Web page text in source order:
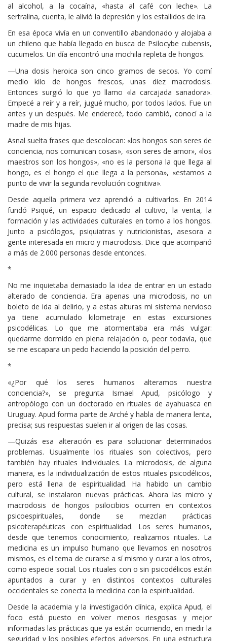
al alcohol, a la cocaína, «hasta al café con leche». La
sertralina, cuenta, le alivió la depresión y los estallidos de ira.
En esa época vivía en un conventillo abandonado y alojaba a
un chileno que había llegado en busca de Psilocybe cubensis,
cucumelos. Un día encontró una mochila repleta de hongos.
—Una dosis heroica son cinco gramos de secos. Yo comí
medio kilo de hongos frescos, unas diez macrodosis.
Entonces surgió lo que yo llamo «la carcajada sanadora».
Empecé a reír y a reír, jugué mucho, por todos lados. Fue un
antes y un después. Me enderecé, todo cambió, conocí a la
madre de mis hijas.
Asnal suelta frases que descolocan: «los hongos son seres de
conciencia, nos comunican cosas», «son seres de amor», «los
maestros son los hongos», «no es la persona la que llega al
hongo, es el hongo el que llega a la persona», «estamos a
punto de vivir la segunda revolución cognitiva».
Desde aquella primera vez aprendió a cultivarlos. En 2014
fundó Psiqué, un espacio dedicado al cultivo, la venta, la
formación y las actividades culturales en torno a los hongos.
Junto a psicólogos, psiquiatras y nutricionistas, asesora a
gente interesada en micro y macrodosis. Dice que acompañó
a más de 2.000 personas desde entonces.
*
No me inquietaba demasiado la idea de entrar en un estado
alterado de conciencia. Era apenas una microdosis, no un
boleto de ida al delirio, y a estas alturas mi sistema nervioso
ya tiene acumulado kilometraje en estas excursiones
psicodélicas. Lo que me atormentaba era más vulgar:
quedarme dormido en plena relajación o, peor todavía, que
se me escapara un pedo haciendo la posición del perro.
*
«¿Por qué los seres humanos alteramos nuestra
conciencia?», se pregunta Ismael Apud, psicólogo y
antropólogo con un doctorado en rituales de ayahuasca en
Uruguay. Apud forma parte de Arché y habla de manera lenta,
precisa; sus respuestas suelen ir al origen de las cosas.
—Quizás esa alteración es para solucionar determinados
problemas. Usualmente los rituales son colectivos, pero
también hay rituales individuales. La microdosis, de alguna
manera, es la individualización de estos rituales psicodélicos,
pero está llena de espiritualidad. Ha habido un cambio
cultural, se instalaron nuevas prácticas. Ahora las micro y
macrodosis de hongos psilocibios ocurren en contextos
psicoespirituales, donde se mezclan prácticas
psicoterapéuticas con espiritualidad. Los seres humanos,
desde que tenemos conocimiento, realizamos rituales. La
medicina es un impulso humano que llevamos en nosotros
mismos, es el tema de curarse a sí mismo y curar a los otros,
como especie social. Los rituales con o sin psicodélicos están
apuntados a curar y en distintos contextos culturales
occidentales se conecta la medicina con la espiritualidad.
Desde la academia y la investigación clínica, explica Apud, el
foco está puesto en volver menos riesgosas y mejor
informadas las prácticas que ya están ocurriendo, en medir la
seguridad y los posibles efectos adversos. En una estructura